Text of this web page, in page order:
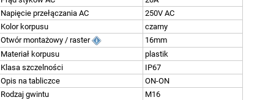
Napięcie przełączania AC
250V AC
Kolor korpusu
czarny
Otwór montażowy / raster
16mm
Materiał korpusu
plastik
Klasa szczelności
IP67
Opis na tabliczce
ON-ON
Rodzaj gwintu
M16